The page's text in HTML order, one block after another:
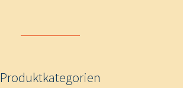
Produktkategorien